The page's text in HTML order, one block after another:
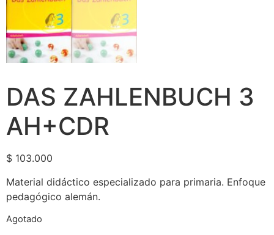
DAS ZAHLENBUCH 3
AH+CDR
$ 103.000
Material didáctico especializado para primaria. Enfoque
pedagógico alemán.
Agotado